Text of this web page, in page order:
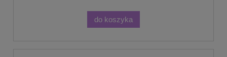
do koszyka